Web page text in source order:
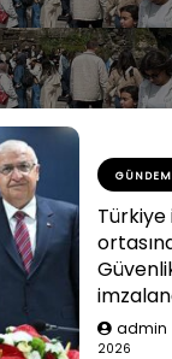
GÜNDEM
admin
2026